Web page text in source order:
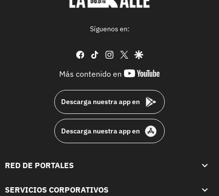
Síguenos en:
facebook
tiktok instagram
twittergoogle
Más contenido en
youtube-
Descarga nuestra app en
Descarga nuestra app en
RED DE PORTALES
SERVICIOS CORPORATIVOS